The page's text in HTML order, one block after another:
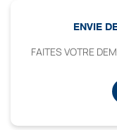
ENVIE
FAITES VOTRE